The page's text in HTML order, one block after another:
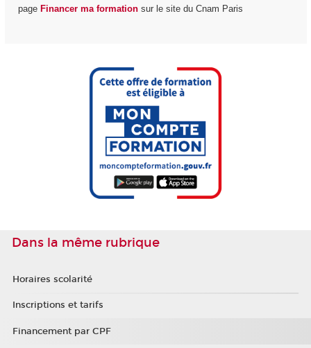
page Financer ma formation sur le site du Cnam Paris
Dans la même rubrique
Horaires scolarité
Inscriptions et tarifs
Financement par CPF